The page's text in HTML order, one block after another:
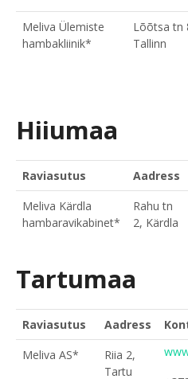
Meliva Ülemiste
hambakliinik*
Lõõtsa tn
Tallinn
Hiiumaa
Raviasutus Aadress
Meliva Kärdla
hambaravikabinet*
Rahu tn
2, Kärdla
Tartumaa
Raviasutus Aadress
Meliva AS*
Riia 2,
Tartu